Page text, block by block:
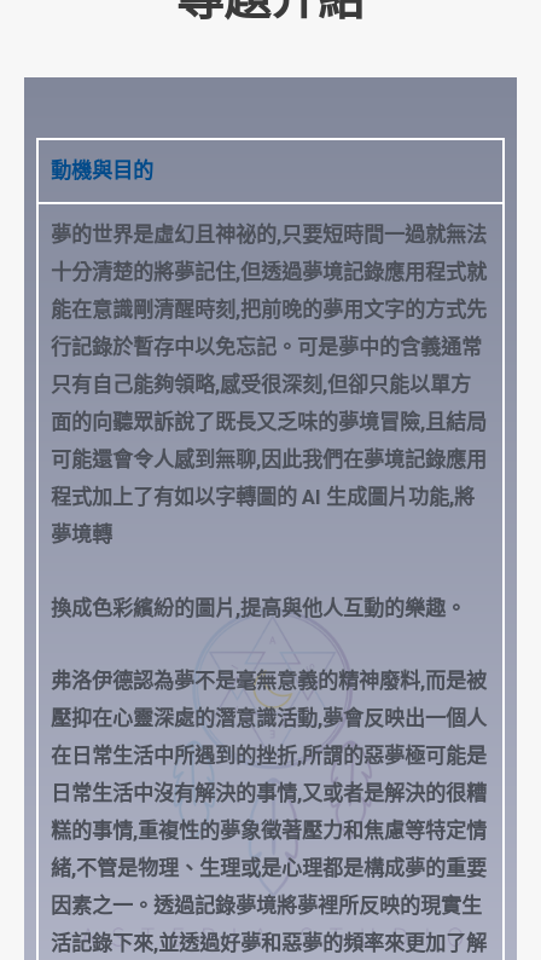
動機與目的
夢的世界是虛幻且神祕的,只要短時間一過就無法
十分清楚的將夢記住,但透過夢境記錄應用程式就
能在意識剛清醒時刻,把前晚的夢用文字的方式先
行記錄於暫存中以免忘記。可是夢中的含義通常
只有自己能夠領略,感受很深刻,但卻只能以單方
面的向聽眾訴說了既長又乏味的夢境冒險,且結局
可能還會令人感到無聊,因此我們在夢境記錄應用
程式加上了有如以字轉圖的 AI 生成圖片功能,將
夢境轉
換成色彩繽紛的圖片,提高與他人互動的樂趣。
弗洛伊德認為夢不是毫無意義的精神廢料,而是被
壓抑在心靈深處的潛意識活動,夢會反映出一個人
在日常生活中所遇到的挫折,所謂的惡夢極可能是
日常生活中沒有解決的事情,又或者是解決的很糟
糕的事情,重複性的夢象徵著壓力和焦慮等特定情
緒,不管是物理、生理或是心理都是構成夢的重要
因素之一。透過記錄夢境將夢裡所反映的現實生
活記錄下來,並透過好夢和惡夢的頻率來更加了解